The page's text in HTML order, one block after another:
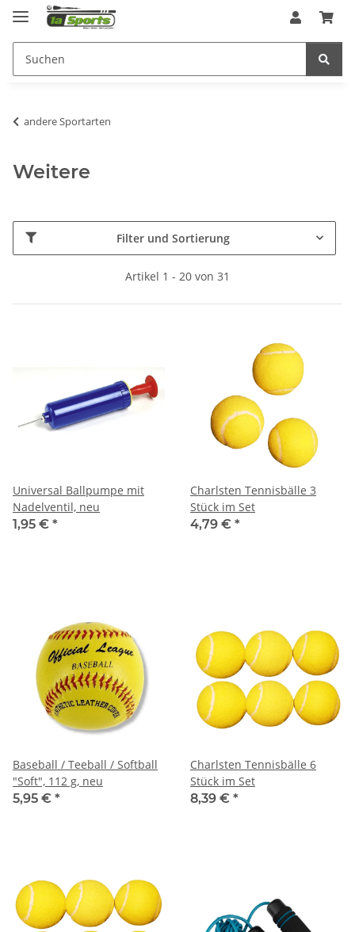
andere Sportarten
Weitere
Filter und Sortierung
Artikel 1 - 20 von 31
Universal Ballpumpe mit
Nadelventil, neu
1,95 € *
Charlsten Tennisbälle 3
Stück im Set
4,79 € *
Baseball / Teeball / Softball
"Soft", 112 g, neu
5,95 € *
Charlsten Tennisbälle 6
Stück im Set
8,39 € *